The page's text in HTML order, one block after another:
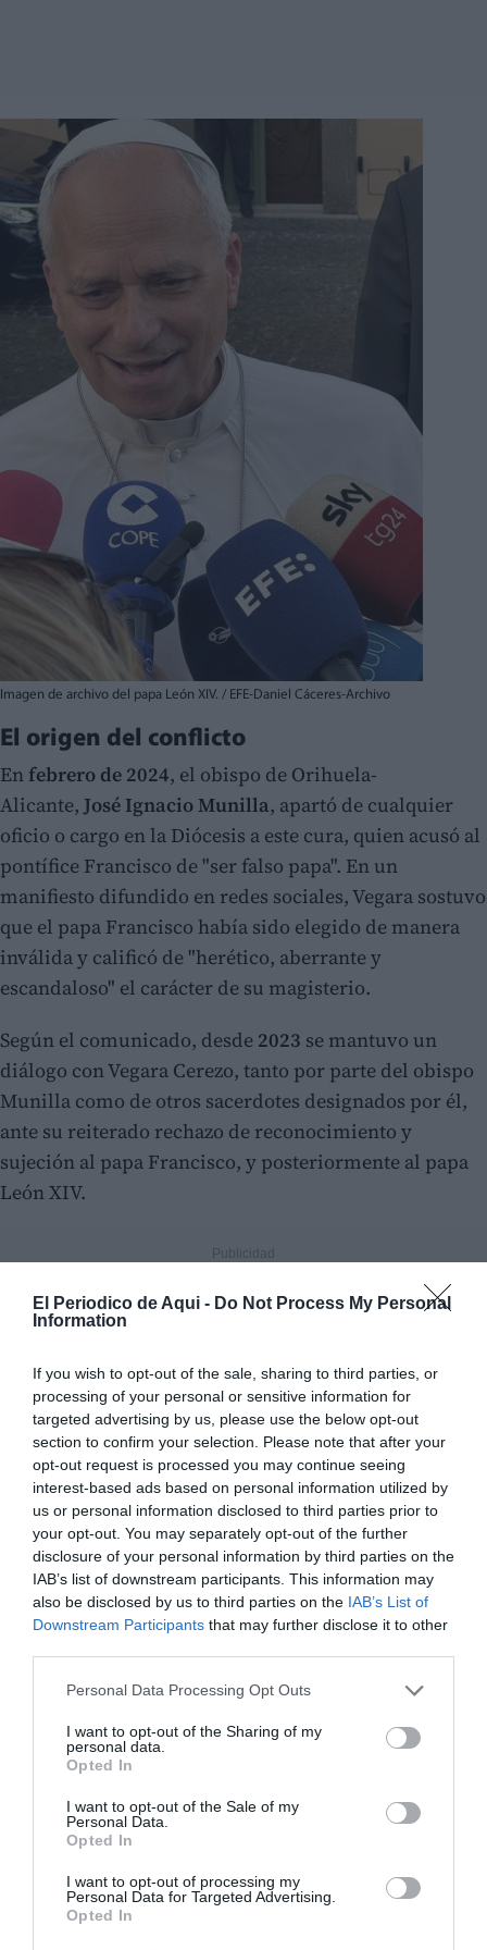
El Periodico de Aqui - Do Not Process My Personal
Information
If you wish to opt-out of the sale, sharing to third parties, or
processing of your personal or sensitive information for
targeted advertising by us, please use the below opt-out
section to confirm your selection. Please note that after your
opt-out request is processed you may continue seeing
interest-based ads based on personal information utilized by
us or personal information disclosed to third parties prior to
your opt-out. You may separately opt-out of the further
disclosure of your personal information by third parties on the
IAB’s list of downstream participants. This information may
also be disclosed by us to third parties on the IAB’s List of
Downstream Participants that may further disclose it to other
Personal Data Processing Opt Outs
I want to opt-out of the Sharing of my
personal data.
Opted In
I want to opt-out of the Sale of my
Personal Data.
Opted In
I want to opt-out of processing my
Personal Data for Targeted Advertising.
Opted In
Imagen de archivo del papa León XIV. / EFE-Daniel Cáceres-Archivo
El origen del conflicto
En febrero de 2024, el obispo de Orihuela-
Alicante, José Ignacio Munilla, apartó de cualquier
oficio o cargo en la Diócesis a este cura, quien acusó al
pontífice Francisco de "ser falso papa". En un
manifiesto difundido en redes sociales, Vegara sostuvo
que el papa Francisco había sido elegido de manera
inválida y calificó de "herético, aberrante y
escandaloso" el carácter de su magisterio.
Según el comunicado, desde 2023 se mantuvo un
diálogo con Vegara Cerezo, tanto por parte del obispo
Munilla como de otros sacerdotes designados por él,
ante su reiterado rechazo de reconocimiento y
sujeción al papa Francisco, y posteriormente al papa
León XIV.
La nota señala que en febrero de 2024, en el marco de